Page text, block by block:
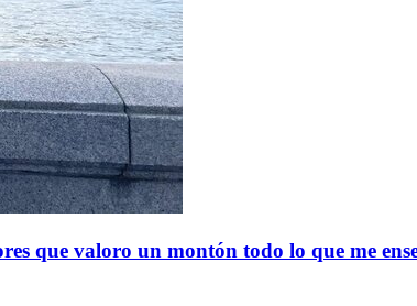
que valoro un montón todo lo que me